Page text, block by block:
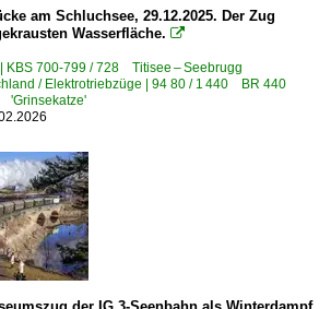
am Schluchsee, 29.12.2025. Der Zug
Wasserfläche. 
| KBS 700-799 / 728 Titisee – Seebrugg
/ Elektrotriebzüge | 94 80 / 1 440 BR 440
'Grinsekatze'